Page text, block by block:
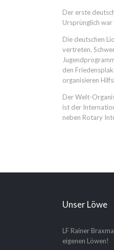
Der erste
Ursprünglich
Die deutschen
vertreten.
den
organisieren
Der Welt-
ist der
neben Rotary
Unser Löwe
LF Rainer
eigenen Löwen!